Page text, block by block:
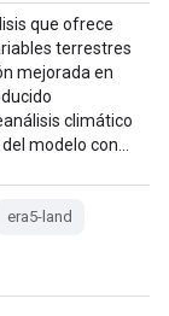
que ofrece
terrestres
mejorada en
climático
modelo con…
era5-land